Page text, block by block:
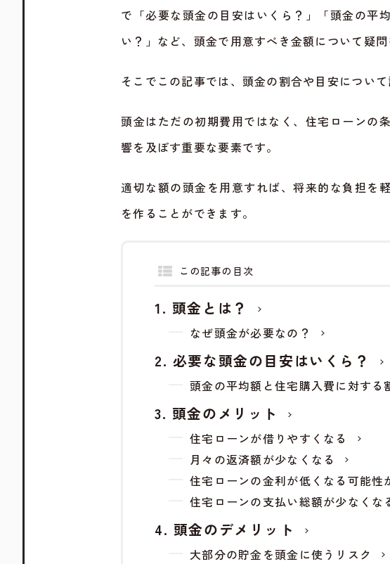
で「必要な頭金の目安はいくら？」「頭金の平
い？」など、頭金で用意すべき金額について疑
そこでこの記事では、頭金の割合や目安について
頭金はただの初期費用ではなく、住宅ローンの
響を及ぼす重要な要素です。
適切な額の頭金を用意すれば、将来的な負担を
を作ることができます。
この記事の目次
頭金とは？
なぜ頭金が必要なの？
必要な頭金の目安はいくら？
頭金の平均額と住宅購入費に対する
頭金のメリット
住宅ローンが借りやすくなる
月々の返済額が少なくなる
住宅ローンの金利が低くなる可能性
住宅ローンの支払い総額が少なくな
頭金のデメリット
大部分の貯金を頭金に使うリスク